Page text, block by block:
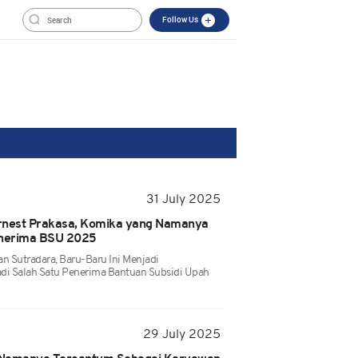
Follow Us
31 July 2025
Prakasa, Komika yang Namanya
BSU 2025
Sutradara, Baru-Baru Ini Menjadi
Salah Satu Penerima Bantuan Subsidi Upah
29 July 2025